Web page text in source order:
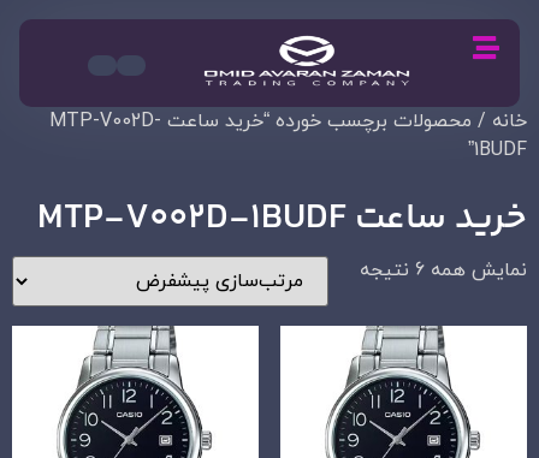
خانه
/ محصولات برچسب خورده “خرید ساعت MTP-V002D-
1BUDF”
خرید ساعت MTP-V002D-1BUDF
نمایش همه 6 نتیجه